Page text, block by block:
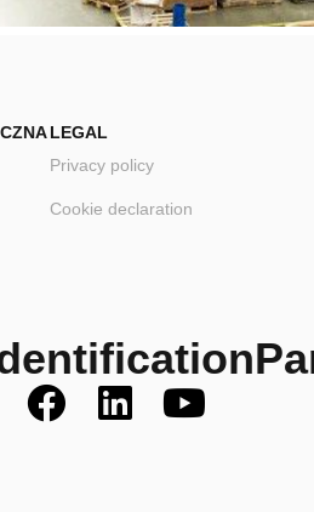
LEGAL
Privacy policy
Cookie declaration